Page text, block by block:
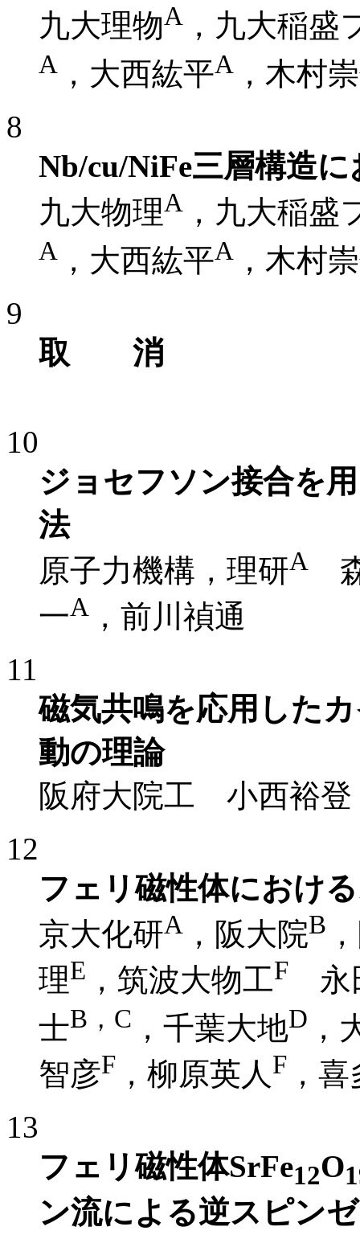
九大理物A ，九大稲
A ，大西紘平A ，木村崇
8
Nb/cu/NiFe三層構造
九大物理A ，九大稲
A ，大西紘平A ，木村崇
9
取 消
10
ジョセフソン接合を
法
原子力機構，理研A
一A ，前川禎通
11
磁気共鳴を応用した
動の理論
阪府大院工 小西裕登
12
フェリ磁性体におけ
京大化研A ，阪大院B
理E ，筑波大物工F 永
士B，C ，千葉大地D ，
智彦F ，柳原英人 F ，
13
フェリ磁性体SrFe12O
ン流による逆スピン